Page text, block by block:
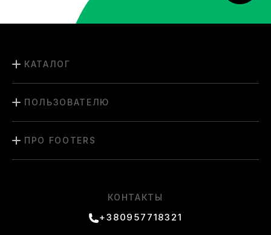
КАТАЛОГ
ПОЛЬЗОВАТЕЛЮ
ПРО FOOTERS
КОНТАКТЫ
+380957718321